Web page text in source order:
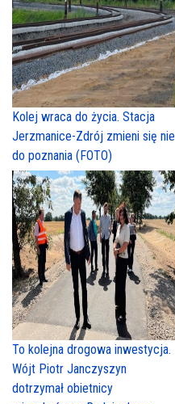
Kolej wraca do życia. Stacja
Jerzmanice-Zdrój zmieni się nie
do poznania (FOTO)
To kolejna drogowa inwestycja.
Wójt Piotr Janczyszyn
dotrzymał obietnicy